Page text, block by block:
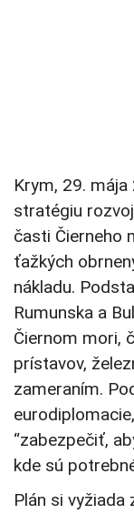
Krym, 29.
stratégiu
časti Čierneho
ťažkých
nákladu.
Rumunska a
Čiernom mori,
prístavov,
zameraním.
“zabezpečiť,
kde sú
Plán si vyžiada